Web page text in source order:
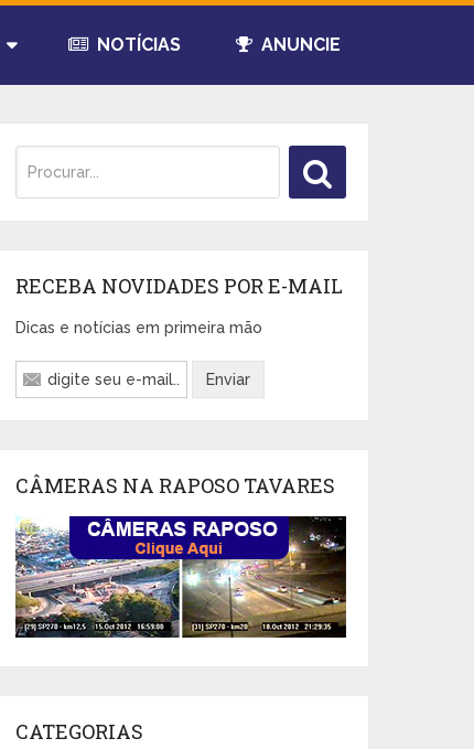
NOTÍCIAS ANUNCIE
RECEBA NOVIDADES POR E-MAIL
Dicas e notícias em primeira mão
CÂMERAS NA RAPOSO TAVARES
CATEGORIAS